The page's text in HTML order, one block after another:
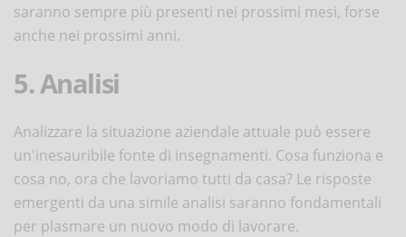
saranno sempre più presenti nei prossimi mesi, forse
anche nei prossimi anni.
5. Analisi
Analizzare la situazione aziendale attuale può essere
un'inesauribile fonte di insegnamenti. Cosa funziona e
cosa no, ora che lavoriamo tutti da casa? Le risposte
emergenti da una simile analisi saranno fondamentali
per plasmare un nuovo modo di lavorare.